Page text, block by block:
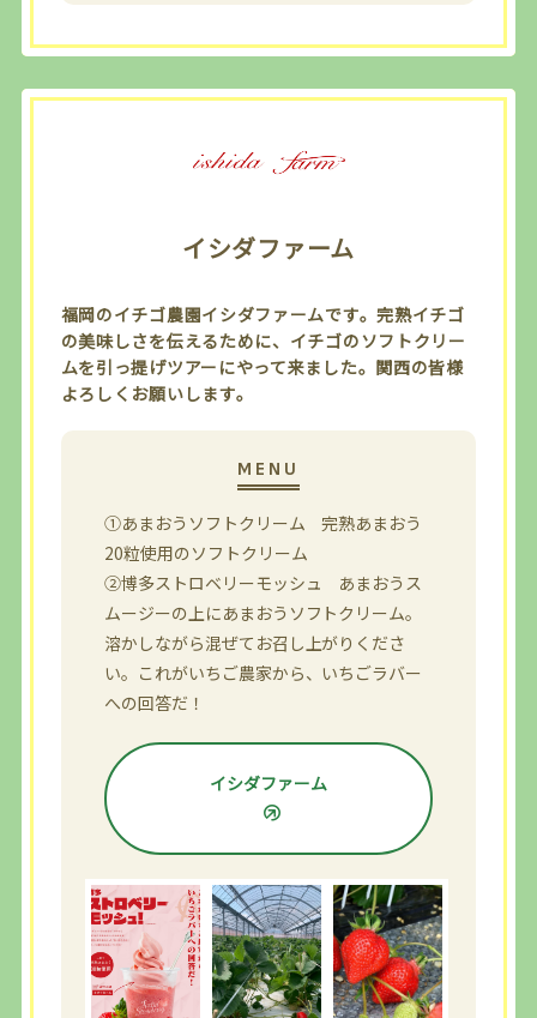
イシダファーム
福岡のイチゴ農園イシダファームです。完熟イチゴ
の美味しさを伝えるために、イチゴのソフトクリー
ムを引っ提げツアーにやって来ました。関西の皆様
よろしくお願いします。
①あまおうソフトクリーム 完熟あまおう
20粒使用のソフトクリーム
②博多ストロベリーモッシュ あまおうス
ムージーの上にあまおうソフトクリーム。
溶かしながら混ぜてお召し上がりくださ
い。これがいちご農家から、いちごラバー
への回答だ！
イシダファーム